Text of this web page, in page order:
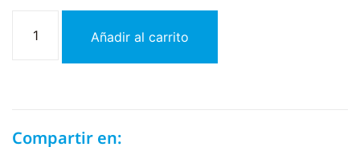
Añadir al carrito
Compartir en: